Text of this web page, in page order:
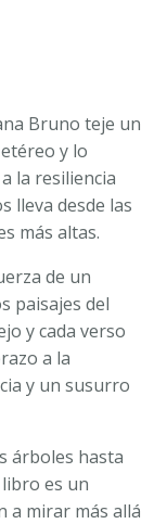
Bruno teje un
y lo
la resiliencia
lleva desde las
más altas.
de un
paisajes del
y cada verso
a la
y un susurro
árboles hasta
es un
a mirar más allá